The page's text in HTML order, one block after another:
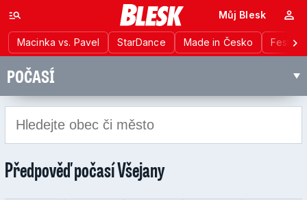
Macinka vs. Pavel StarDance Made in Česko
Můj Blesk
POČASÍ
Předpověď počasíVšejany